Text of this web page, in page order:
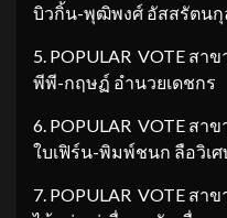
บิวกิ้น-พุฒิพงศ์ อัสสรัตนกุ
5. POPULAR VOTE ส
พีพี-กฤษฏ์ อำนวยเดชกร
6. POPULAR VOTE ส
ใบเฟิร์น-พิมพ์ชนก ลือวิเ
7. POPULAR VOTE ส